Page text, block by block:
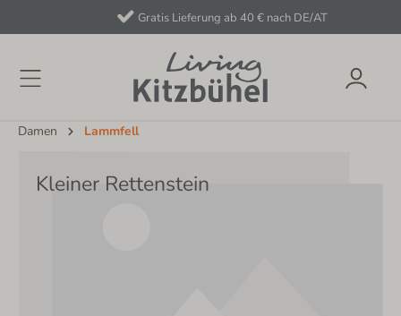
Gratis Lieferung ab 40 € nach DE/AT
Damen Lammfell
Kleiner Rettenstein